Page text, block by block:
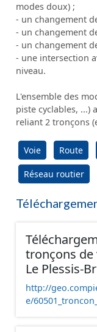
modes doux) ;
- un changement
- un changement
- un changement
- une intersection
niveau.
L'ensemble des
piste cyclables, ...)
reliant 2 tronçons
Voie Route
Réseau routier
tronçons de
Le Plessis-
http://
e/